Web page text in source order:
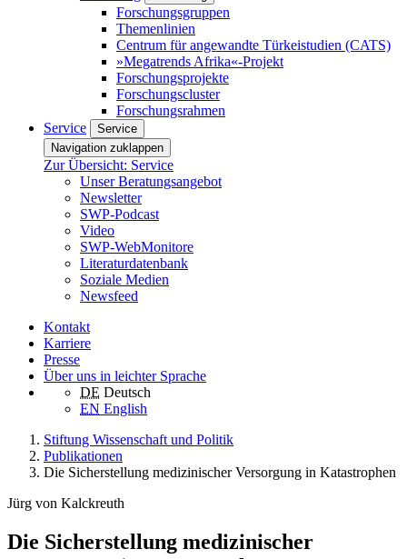
Forschungsgruppen
Themenlinien
Centrum für angewandte Türkeistudien (CATS)
»Megatrends Afrika«-Projekt
Forschungsprojekte
Forschungscluster
Forschungsrahmen
Service
Service
Navigation zuklappen
Zur Übersicht: Service
Unser Beratungsangebot
Newsletter
SWP-Podcast
Video
SWP-WebMonitore
Literaturdatenbank
Soziale Medien
Newsfeed
Kontakt
Karriere
Presse
Über uns in leichter Sprache
DE Deutsch
EN English
Stiftung Wissenschaft und Politik
Publikationen
Die Sicherstellung medizinischer Versorgung in Katastrophen
Jürg von Kalckreuth
Die Sicherstellung medizinischer